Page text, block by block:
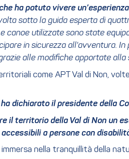
ha potuto vivere
sotto la guida esperta di
canoe utilizzate sono state
in sicurezza all'avventura.
alle modifiche apportate alla
come APT Val di Non,
dichiarato il presidente della
il territorio della Val di Non un
a persone con
immersa nella tranquillità della